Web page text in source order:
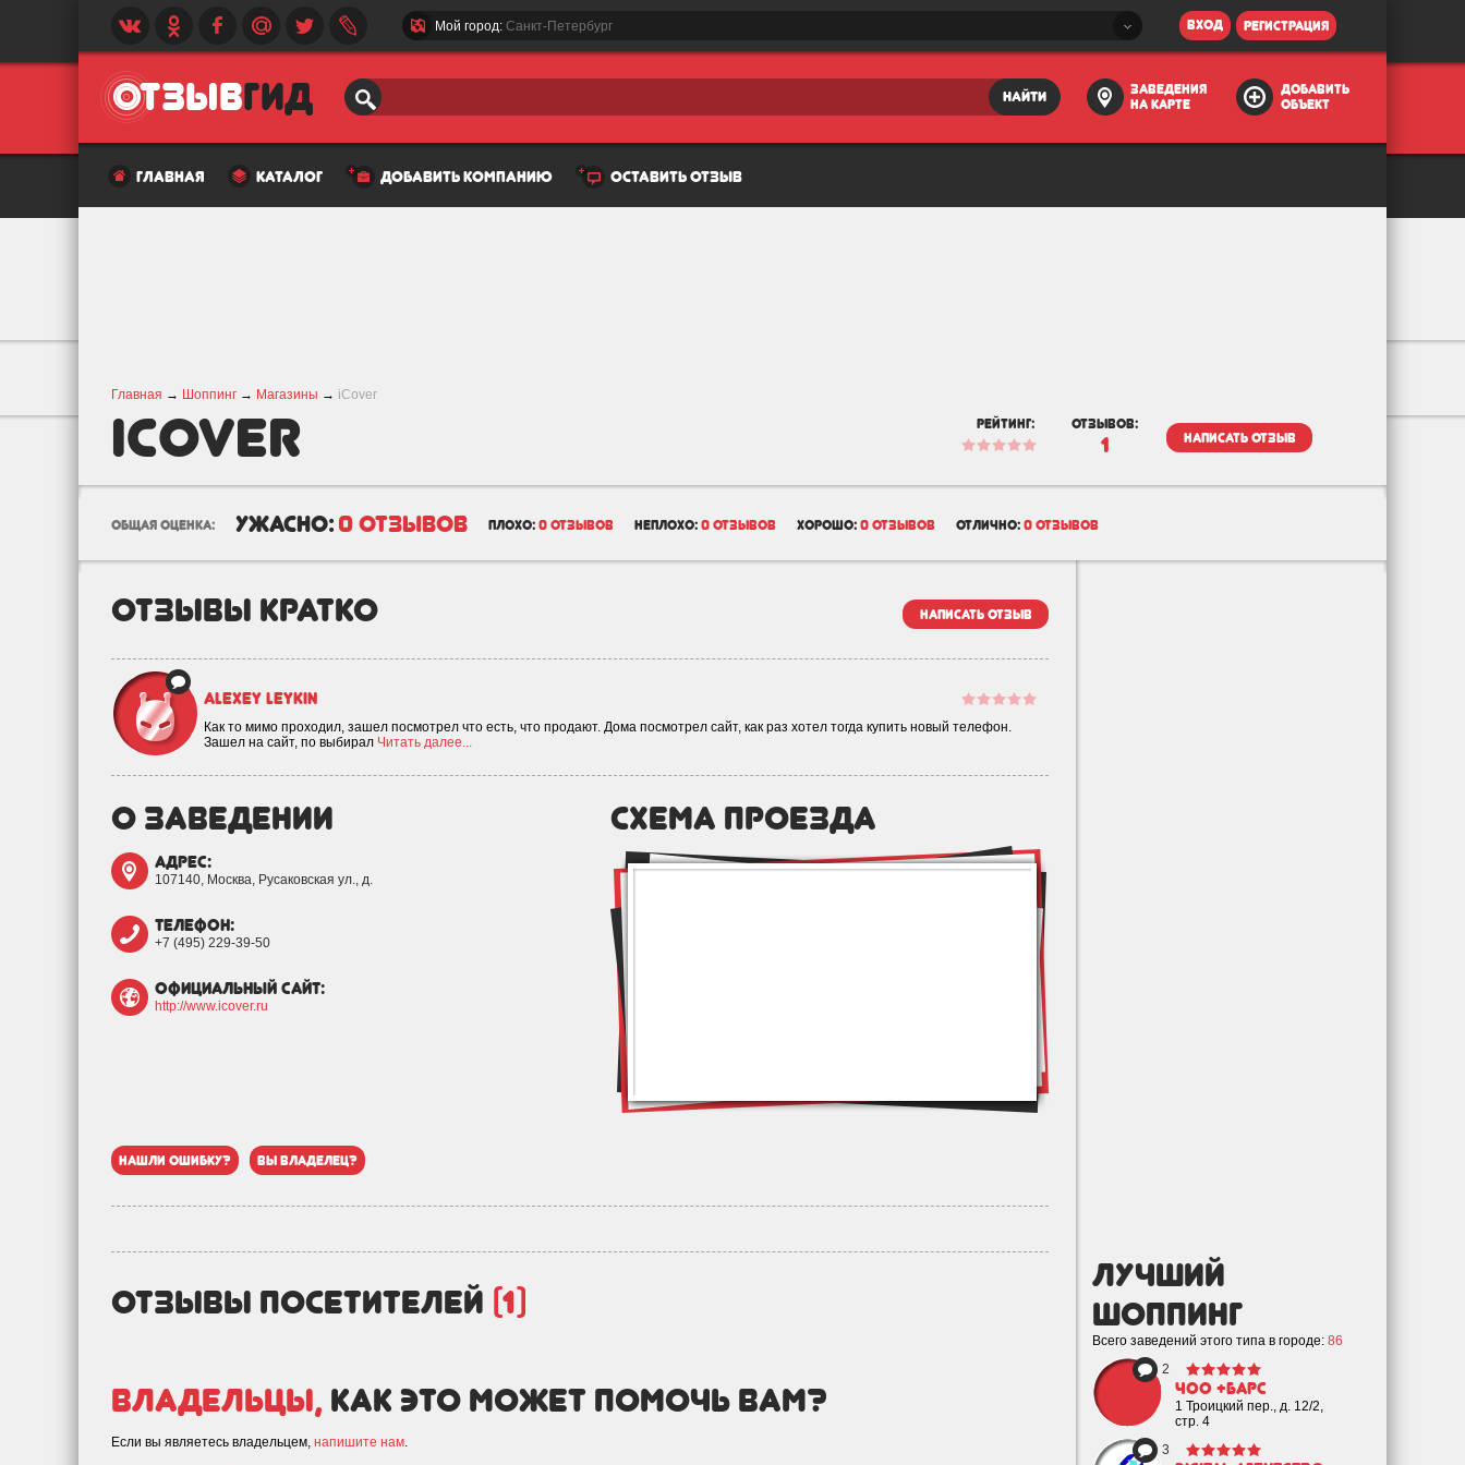
Мой город: Санкт-Петербург вход регистрация
найти
заведения
на карте
добавить
объект
главная каталог добавить компанию оставить отзыв
Главная → Шоппинг → Магазины → iCover
iCover рейтинг: отзывов:
1 написать отзыв
общая оценка: ужасно: 0 отзывов плохо: 0 отзывов неплохо: 0 отзывов хорошо: 0 отзывов отлично: 0 отзывов
лучший
Шоппинг
Всего заведений этого типа в городе: 86
2
ЧОО +Барс
1 Троицкий пер., д. 12/2,
стр. 4
3
отзывы кратко написать отзыв
Alexey Leykin
Как то мимо проходил, зашел посмотрел что есть, что продают. Дома посмотрел сайт, как раз хотел тогда купить новый телефон.
Зашел на сайт, по выбирал Читать далее...
о заведении
адрес:
107140, Москва, Русаковская ул., д.
телефон:
+7 (495) 229-39-50
официальный сайт:
http://www.icover.ru
схема проезда
нашли ошибку? вы владелец?
отзывы посетителей (1)
Владельцы, как это может помочь вам?
Если вы являетесь владельцем, напишите нам.